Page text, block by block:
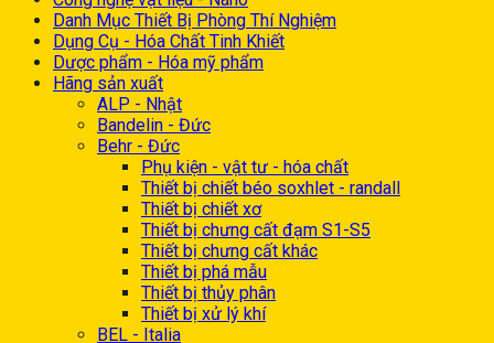
Danh Mục Thiết Bị Phòng Thí Nghiệm
Dụng Cụ - Hóa Chất Tinh Khiết
Dược phẩm - Hóa mỹ phẩm
Hãng sản xuất
ALP - Nhật
Bandelin - Đức
Behr - Đức
Phụ kiện - vật tư - hóa chất
Thiết bị chiết béo soxhlet - randall
Thiết bị chiết xơ
Thiết bị chưng cất đạm S1-S5
Thiết bị chưng cất khác
Thiết bị phá mẫu
Thiết bị thủy phân
Thiết bị xử lý khí
BEL - Italia